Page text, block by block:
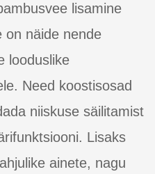
lisamine
on näide nende
looduslike
Need koostisosad
niiskuse säilitamist
Lisaks
ainete, nagu